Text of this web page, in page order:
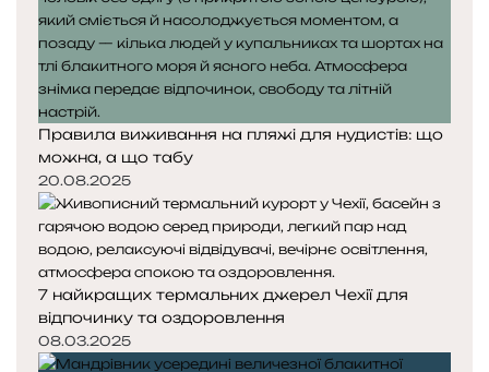
Правила виживання на пляжі для нудистів: що
можна, а що табу
20.08.2025
7 найкращих термальних джерел Чехії для
відпочинку та оздоровлення
08.03.2025